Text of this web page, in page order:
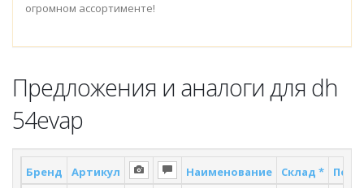
огромном ассортименте!
Предложения и аналоги для dh
54evap
Бренд Артикул Наименование Склад *